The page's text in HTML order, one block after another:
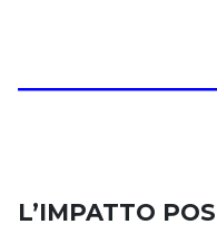
L’IMPATTO